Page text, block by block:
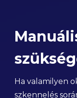
Ha valamilyen
szkennelés